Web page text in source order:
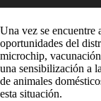
audio
Una vez se encuentre
oportunidades del
microchip,
una sensibilización a
de animales
esta situación.